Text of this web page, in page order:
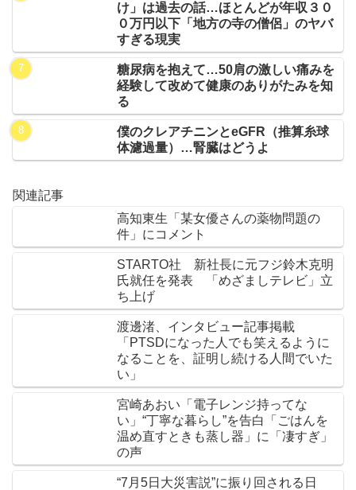
け」は過去の話…ほとんどが年収３０
０万円以下「地方の寺の僧侶」のヤバ
すぎる現実
糖尿病を抱えて…50肩の激しい痛みを
経験して改めて健康のありがたみを知
る
僕のクレアチニンとeGFR（推算糸球
体濾過量）…腎臓はどうよ
関連記事
高知東生「某女優さんの薬物問題の
件」にコメント
STARTO社 新社長に元フジ鈴木克明
氏就任を発表 「めざましテレビ」立
ち上げ
渡邊渚、インタビュー記事掲載
「PTSDになった人でも笑えるように
なることを、証明し続ける人間でいた
い」
宮崎あおい「電子レンジ持ってな
い」“丁寧な暮らし”を告白「ごはんを
温め直すときも蒸し器」に「凄すぎ」
の声
“7月5日大災害説”に振り回される日